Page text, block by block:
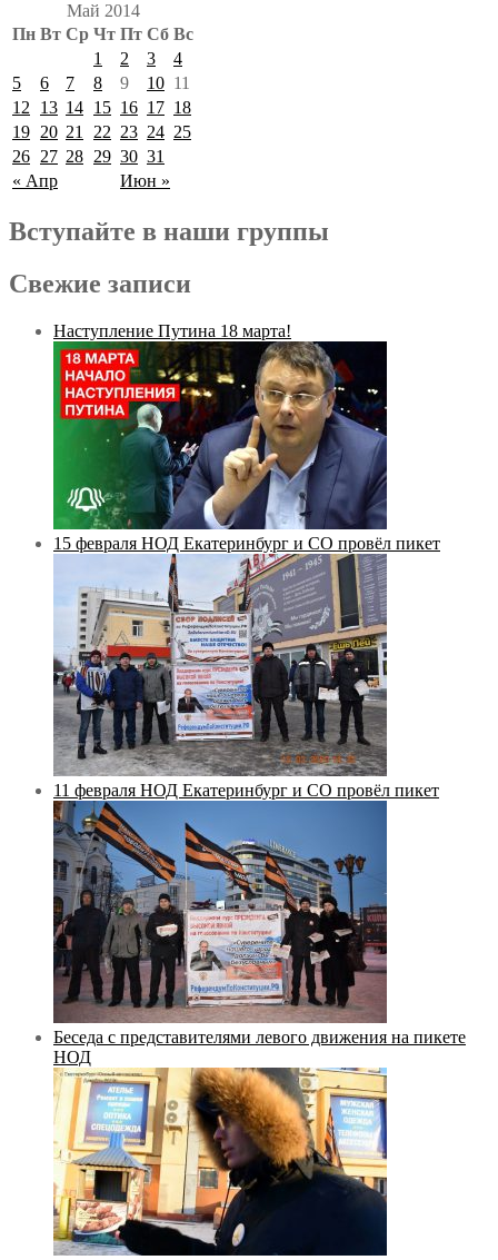
Май 2014
Пн Вт Ср Чт Пт Сб Вс
« Апр Июн »
1 2 3
4
5
6 7 8 9 10 11
12
13 14 15 16 17 18
19 20 21 22 23 24 25
26 27 28 29 30 31
Вступайте в наши группы
Свежие записи
Наступление Путина 18 марта!
15 февраля НОД Екатеринбург и СО провёл пикет
11 февраля НОД Екатеринбург и СО провёл пикет
Беседа с представителями левого движения на пикете
НОД